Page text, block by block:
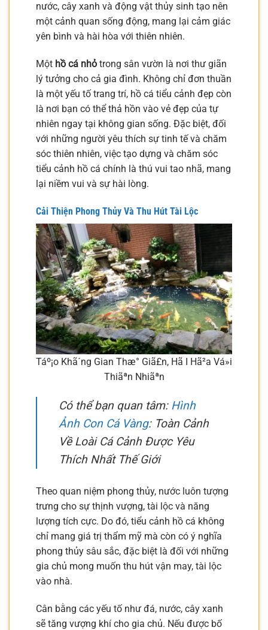
nước, cây xanh và động vật thủy sinh tạo nên
một cảnh quan sống động, mang lại cảm giác
yên bình và hài hòa với thiên nhiên.
Một hồ cá nhỏ trong sân vườn là nơi thư giãn
lý tưởng cho cả gia đình. Không chỉ đơn thuần
là một yếu tố trang trí, hồ cá tiểu cảnh đẹp còn
là nơi bạn có thể thả hồn vào vẻ đẹp của tự
nhiên ngay tại không gian sống. Đặc biệt, đối
với những người yêu thích sự tinh tế và chăm
sóc thiên nhiên, việc tạo dựng và chăm sóc
tiểu cảnh hồ cá chính là thú vui tao nhã, mang
lại niềm vui và sự hài lòng.
Cải Thiện Phong Thủy Và Thu Hút Tài Lộc
Táº¡o Khã´ng Gian Thæ° Giã£n, Hã I Hã²a Vá»i
Thiãªn Nhiãªn
Có thể bạn quan tâm: Hình
Ảnh Con Cá Vàng: Toàn Cảnh
Về Loài Cá Cảnh Được Yêu
Thích Nhất Thế Giới
Theo quan niệm phong thủy, nước luôn tượng
trưng cho sự thịnh vượng, tài lộc và năng
lượng tích cực. Do đó, tiểu cảnh hồ cá không
chỉ mang giá trị thẩm mỹ mà còn có ý nghĩa
phong thủy sâu sắc, đặc biệt là đối với những
gia chủ mong muốn thu hút vận may, tài lộc
vào nhà.
Cân bằng các yếu tố như đá, nước, cây xanh
sẽ tăng vượng khí cho gia chủ. Nếu được bố